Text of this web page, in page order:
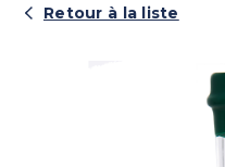
Retour à la liste